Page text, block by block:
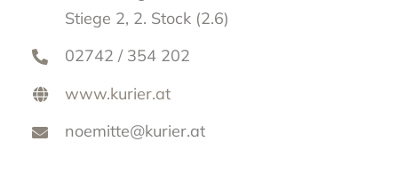
Stiege 2, 2. Stock (2.6)
02742 / 354 202
www.kurier.at
noemitte@kurier.at